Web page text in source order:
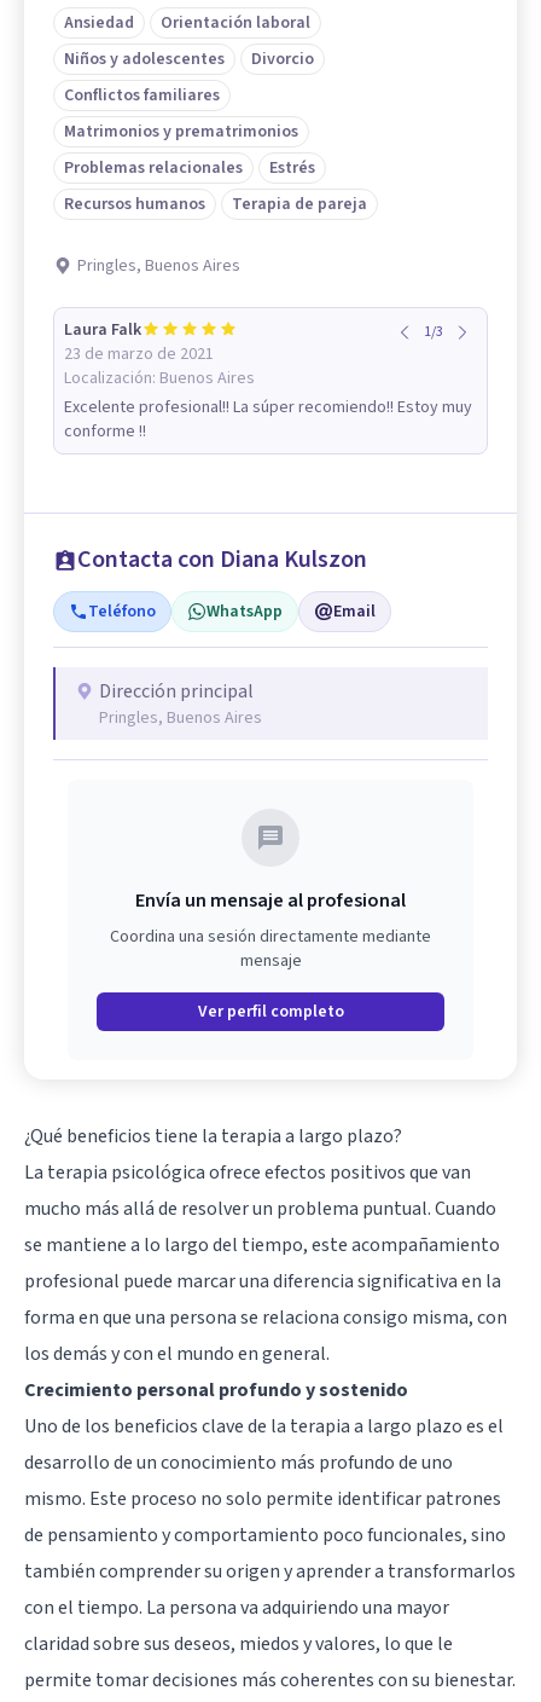
Ansiedad
Orientación laboral
Niños y adolescentes
Divorcio
Conflictos familiares
Matrimonios y prematrimonios
Problemas relacionales
Estrés
Recursos humanos
Terapia de pareja
Pringles, Buenos Aires
Laura Falk
23 de marzo de 2021
Localización: Buenos Aires
1/3
Excelente profesional!! La súper recomiendo!! Estoy muy
conforme !!
Contacta con Diana Kulszon
Teléfono WhatsApp Email
Dirección principal
Pringles, Buenos Aires
Envía un mensaje al profesional
Coordina una sesión directamente mediante
mensaje
Ver perfil completo
¿Qué beneficios tiene la terapia a largo plazo?
La terapia psicológica ofrece efectos positivos que van
mucho más allá de resolver un problema puntual. Cuando
se mantiene a lo largo del tiempo, este acompañamiento
profesional puede marcar una diferencia significativa en la
forma en que una persona se relaciona consigo misma, con
los demás y con el mundo en general.
Crecimiento personal profundo y sostenido
Uno de los beneficios clave de la terapia a largo plazo es el
desarrollo de un conocimiento más profundo de uno
mismo. Este proceso no solo permite identificar patrones
de pensamiento y comportamiento poco funcionales, sino
también comprender su origen y aprender a transformarlos
con el tiempo. La persona va adquiriendo una mayor
claridad sobre sus deseos, miedos y valores, lo que le
permite tomar decisiones más coherentes con su bienestar.